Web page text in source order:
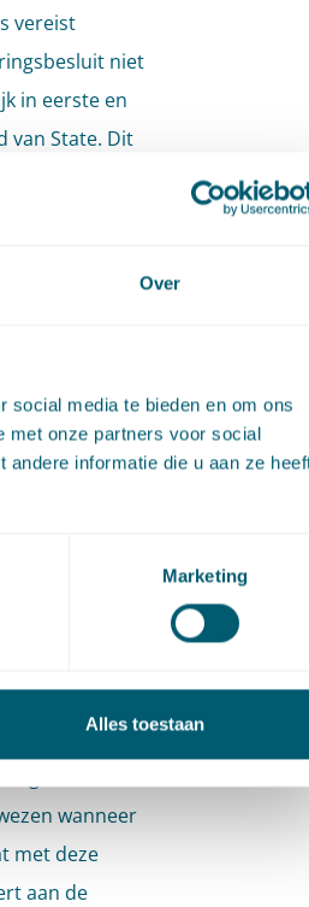
Over
social media te bieden en om ons
met onze partners voor social
informatie die u aan ze
Marketing
Alles toestaan
vereist
niet
in eerste en
van State. Dit
naar het
immers
en
kan
van
voor nieuwe
wanneer
met deze
aan de